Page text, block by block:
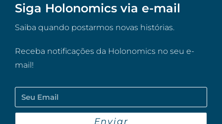
Siga Holonomics via e-mail
Saiba quando postarmos novas histórias.
Receba notificações da Holonomics no seu e-
mail!
Enviar